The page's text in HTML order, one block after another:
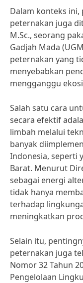
Dalam konteks
peternakan juga
M.Sc., seorang
Gadjah Mada
peternakan yang
menyebabkan
mengganggu
Salah satu cara
secara efektif
limbah melalui
banyak
Indonesia, seperti
Barat. Menurut
sebagai energi
tidak hanya
terhadap
meningkatkan
Selain itu,
peternakan juga
Nomor 32 Tahun
Pengelolaan